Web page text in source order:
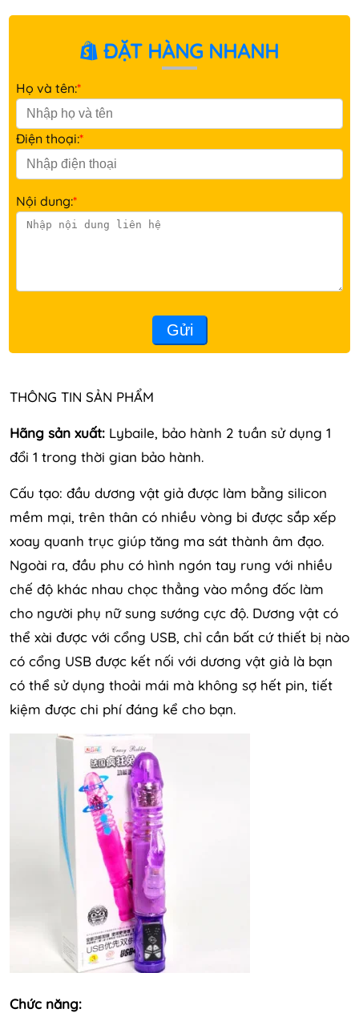
ĐẶT HÀNG NHANH
Họ và tên:*
Điện thoại:*
Nội dung:*
Gửi
THÔNG TIN SẢN PHẨM
Hãng sản xuất: Lybaile, bảo hành 2 tuần sử dụng 1
đổi 1 trong thời gian bảo hành.
Cấu tạo: đầu dương vật giả được làm bằng silicon
mềm mại, trên thân có nhiều vòng bi được sắp xếp
xoay quanh trục giúp tăng ma sát thành âm đạo.
Ngoài ra, đầu phu có hình ngón tay rung với nhiều
chế độ khác nhau chọc thẳng vào mồng đốc làm
cho người phụ nữ sung sướng cực độ. Dương vật có
thể xài được với cổng USB, chỉ cần bất cứ thiết bị nào
có cổng USB được kết nối với dương vật giả là bạn
có thể sử dụng thoải mái mà không sợ hết pin, tiết
kiệm được chi phí đáng kể cho bạn.
Chức năng: